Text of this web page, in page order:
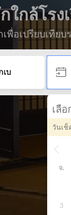
ใกล้โรง
พื่อเปรียบเทีย
เลื
วันเช็
จ.
3